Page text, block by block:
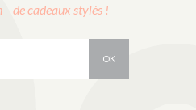
de cadeaux stylés !
OK